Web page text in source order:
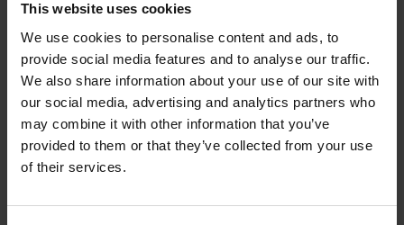
This website uses cookies
We use cookies to personalise content and ads, to
provide social media features and to analyse our traffic.
We also share information about your use of our site with
our social media, advertising and analytics partners who
may combine it with other information that you’ve
provided to them or that they’ve collected from your use
of their services.